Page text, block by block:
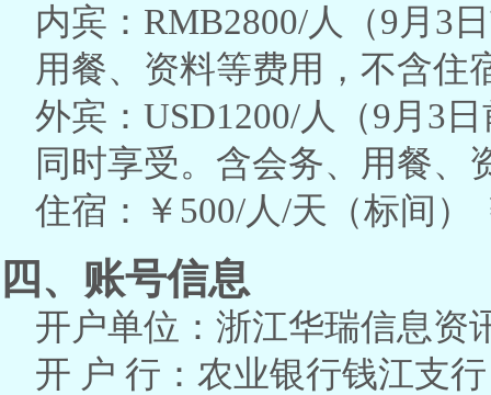
内宾：RMB2800/人（9月3
用餐、资料等费用，不含住
外宾：USD1200/人（9月3
同时享受。含会务、用餐、
住宿：￥500/人/天（标间）
四、账号信息
开户单位：浙江华瑞信息资
开 户 行：农业银行钱江支行